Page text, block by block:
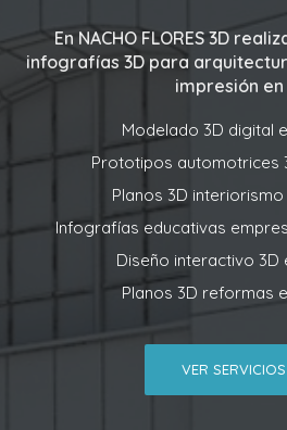
En NACHO FLORES 3D
infografías 3D para
impresión en
Modelado 3D digital
Prototipos automotrices
Planos 3D interiorismo
Infografías educativas
Diseño interactivo 3D
Planos 3D reformas
VER SERVICIOS